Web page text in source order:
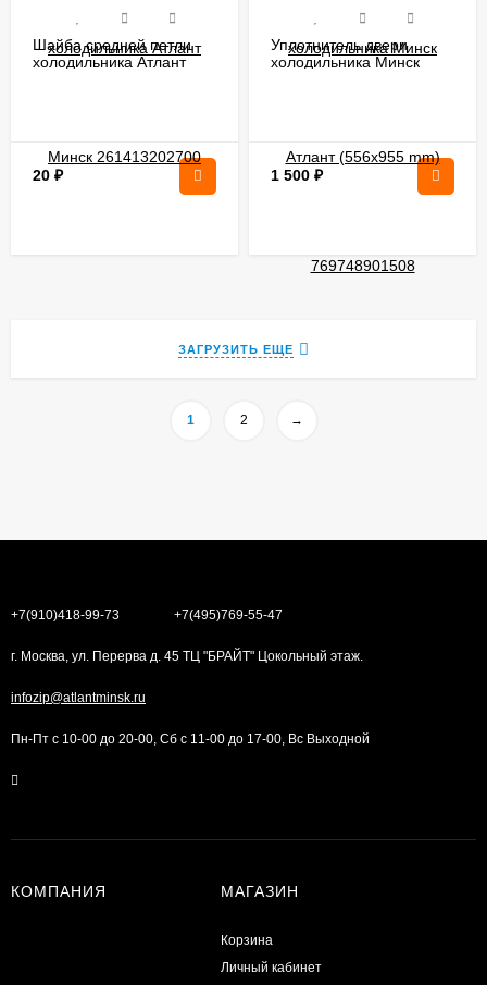
Шайба средней петли
холодильника Атлант
20 ₽
Уплотнитель двери
холодильника Минск
1 500 ₽
ЗАГРУЗИТЬ ЕЩЕ
1 2 →
+7(910)418-99-73 +7(495)769-55-47
г. Москва, ул. Перерва д. 45 ТЦ "БРАЙТ" Цокольный этаж.
infozip@atlantminsk.ru
Пн-Пт с 10-00 до 20-00, Сб с 11-00 до 17-00, Вс Выходной
КОМПАНИЯ МАГАЗИН
Корзина
Личный кабинет